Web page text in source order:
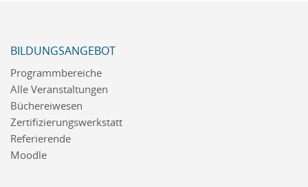
BILDUNGSANGEBOT
Programmbereiche
Alle Veranstaltungen
Büchereiwesen
Zertifizierungswerkstatt
Referierende
Moodle